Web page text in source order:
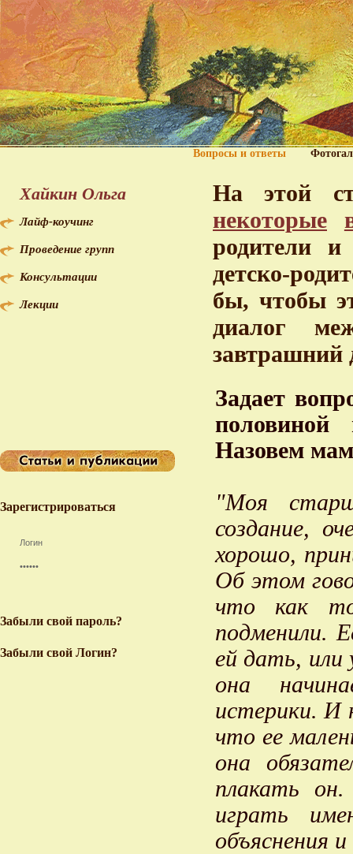
Вопросы и ответы
Хайкин Ольга
Лайф-коучинг
Проведение групп
Консультации
Лекции
Зарегистрироваться
Забыли свой пароль?
Забыли свой Логин?
На этой
некоторые
родители
детско-
бы, чтобы
диалог
завтрашний
Задает
Назовем
"Моя
создание,
хорошо,
Об этом
что как
подменили.
ей дать,
она
истерики. И
что ее
она
плакать
играть
объяснения